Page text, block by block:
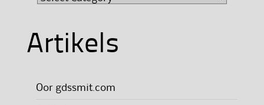
Artikels
Oor gdssmit.com